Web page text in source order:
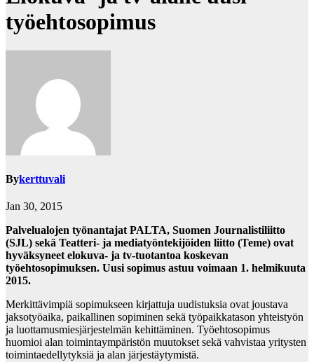
työehtosopimus
Bykerttuvali
Jan 30, 2015
Palvelualojen työnantajat PALTA, Suomen Journalistiliitto
(SJL) sekä Teatteri- ja mediatyöntekijöiden liitto (Teme) ovat
hyväksyneetelokuva- ja tv-tuotantoa koskevan
työehtosopimuksen. Uusi sopimus astuu voimaan 1. helmikuuta
2015.
Merkittävimpiä sopimukseen kirjattuja uudistuksia ovat joustava
jaksotyöaika, paikallinen sopiminen sekä työpaikkatason yhteistyön
ja luottamusmiesjärjestelmän kehittäminen. Työehtosopimus
huomioi alan toimintaympäristön muutokset sekä vahvistaa yritysten
toimintaedellytyksiä ja alan järjestäytymistä.